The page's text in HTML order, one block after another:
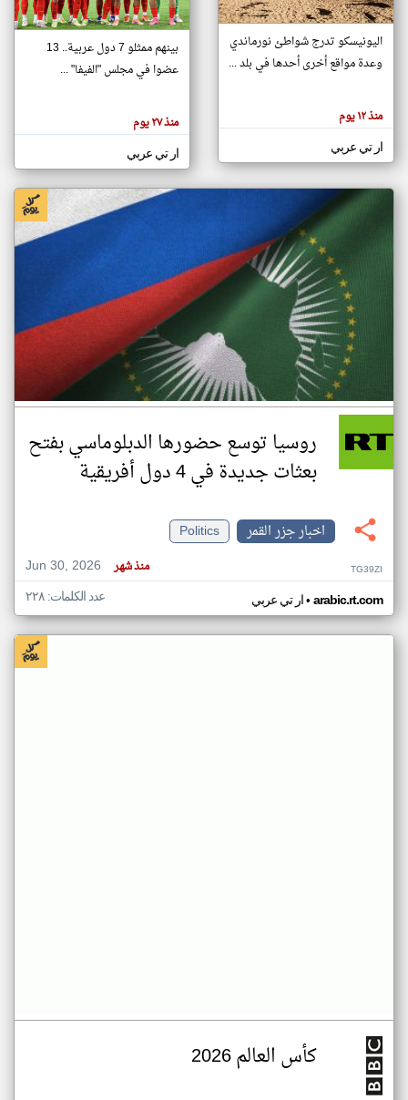
تغيير الدولة
اخبار جزر القمر على مدار الساعة
أهم اخبار جزر القمر العاجلة والمباشرة
هنا عن
وجهة
كاتبيها.
اليونيسكو تدرج شواطئ نورماندي
وعدة مواقع أخرى أحدها في بلد ...
منذ ١٢ يوم
ار تي عربي
بينهم ممثلو 7 دول عربية.. 13
عضوا في مجلس "الفيفا" ...
منذ ٢٧ يوم
ار تي عربي
روسيا توسع حضورها الدبلوماسي بفتح
بعثات جديدة في 4 دول أفريقية
اخبار جزر القمر
Politics
Jun 30, 2026
منذ شهر TG39ZI
ار تي عربي• arabic.rt.com عدد الكلمات: ٢٢٨
كأس العالم 2026
klyoum.com